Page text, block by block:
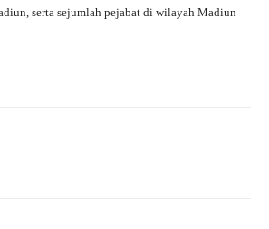
serta sejumlah pejabat di wilayah Madiun